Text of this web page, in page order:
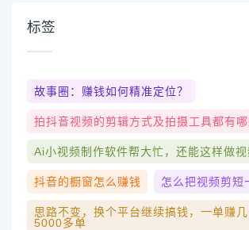
标签
故事圈：赚钱如何精准定位？
拍抖音视频的剪辑方式及拍摄工具都有
Ai小视频制作软件帮大忙，还能这样做视
抖音的橱窗怎么赚钱 怎么把视频剪短
思路不变，换个平台继续搞钱，一单赚
5000多单